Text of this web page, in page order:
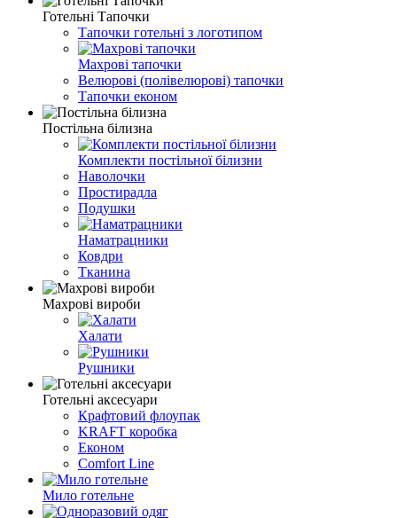
Готельні Тапочки
Тапочки готельні з логотипом
Махрові тапочки
Велюрові (полівелюрові) тапочки
Тапочки економ
Постільна білизна
Комплекти постільної білизни
Наволочки
Простирадла
Подушки
Наматрацники
Ковдри
Тканина
Махрові вироби
Халати
Рушники
Готельні аксесуари
Крафтовий флоупак
KRAFT коробка
Економ
Comfort Line
Мило готельне